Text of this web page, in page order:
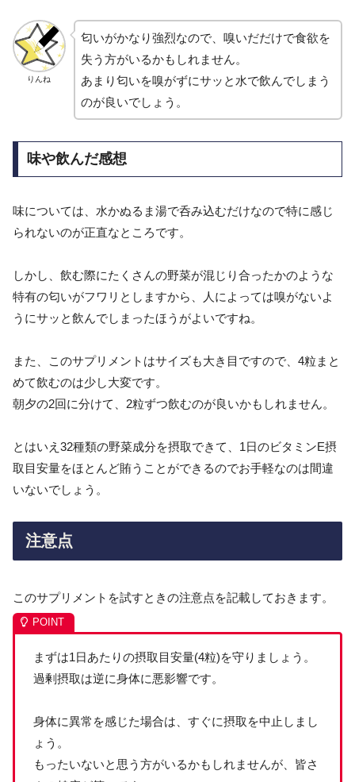
りんね
匂いがかなり強烈なので、嗅いだだけで食欲を
失う方がいるかもしれません。
あまり匂いを嗅がずにサッと水で飲んでしまう
のが良いでしょう。
味や飲んだ感想
味については、水かぬるま湯で呑み込むだけなので特に感じ
られないのが正直なところです。
しかし、飲む際にたくさんの野菜が混じり合ったかのような
特有の匂いがフワリとしますから、人によっては嗅がないよ
うにサッと飲んでしまったほうがよいですね。
また、このサプリメントはサイズも大き目ですので、4粒まと
めて飲むのは少し大変です。
朝夕の2回に分けて、2粒ずつ飲むのが良いかもしれません。
とはいえ32種類の野菜成分を摂取できて、1日のビタミンE摂
取目安量をほとんど賄うことができるのでお手軽なのは間違
いないでしょう。
注意点
このサプリメントを試すときの注意点を記載しておきます。
まずは1日あたりの摂取目安量(4粒)を守りましょう。
過剰摂取は逆に身体に悪影響です。
身体に異常を感じた場合は、すぐに摂取を中止しまし
ょう。
もったいないと思う方がいるかもしれませんが、皆さ